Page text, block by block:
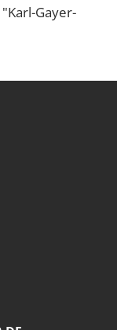
Gayer-